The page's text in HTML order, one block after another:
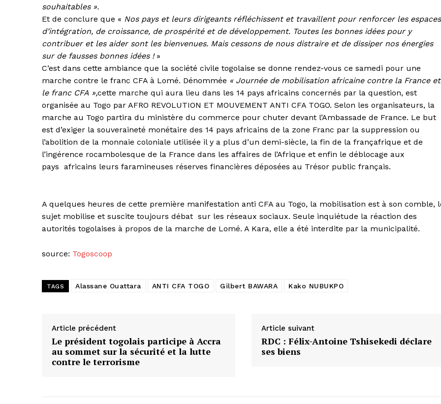
souhaitables ».
Et de conclure que « Nos pays et leurs dirigeants réfléchissent et travaillent pour renforcer les espaces
d’intégration, de croissance, de prospérité et de développement. Toutes les bonnes idées pour y
contribuer et les aider sont les bienvenues. Mais cessons de nous distraire et de dissiper nos énergies
sur de fausses bonnes idées !»
C’est dans cette ambiance que la société civile togolaise se donne rendez-vous ce samedi pour une
marche contre le franc CFA à Lomé. Dénommée « Journée de mobilisation africaine contre la France et
le franc CFA »,cette marche qui aura lieu dans les 14 pays africains concernés par la question, est
organisée au Togo par AFRO REVOLUTION ET MOUVEMENT ANTI CFA TOGO. Selon les organisateurs, la
marche au Togo partira du ministère du commerce pour chuter devant l’Ambassade de France. Le but
est d’exiger la souveraineté monétaire des 14 pays africains de la zone Franc par la suppression ou
l’abolition de la monnaie coloniale utilisée il y a plus d’un demi-siècle, la fin de la françafrique et de
l’ingérence rocambolesque de la France dans les affaires de l’Afrique et enfin le déblocage aux
pays africains leurs faramineuses réserves financières déposées au Trésor public français.
A quelques heures de cette première manifestation anti CFA au Togo, la mobilisation est à son comble,
sujet mobilise et suscite toujours débat sur les réseaux sociaux. Seule inquiétude la réaction des
autorités togolaises à propos de la marche de Lomé. A Kara, elle a été interdite par la municipalité.
source: Togoscoop
TAGS Alassane Ouattara ANTI CFA TOGO Gilbert BAWARA Kako NUBUKPO
Article précédent
Le président togolais participe à Accra
au sommet sur la sécurité et la lutte
contre le terrorisme
Article suivant
RDC : Félix-Antoine Tshisekedi déclare
ses biens